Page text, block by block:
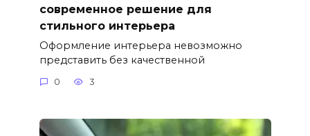
современное решение для
стильного интерьера
Оформление интерьера невозможно
представить без качественной
0 3